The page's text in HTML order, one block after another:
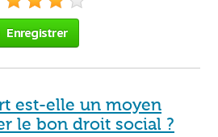
Enregistrer
est-elle un moyen
le bon droit social ?